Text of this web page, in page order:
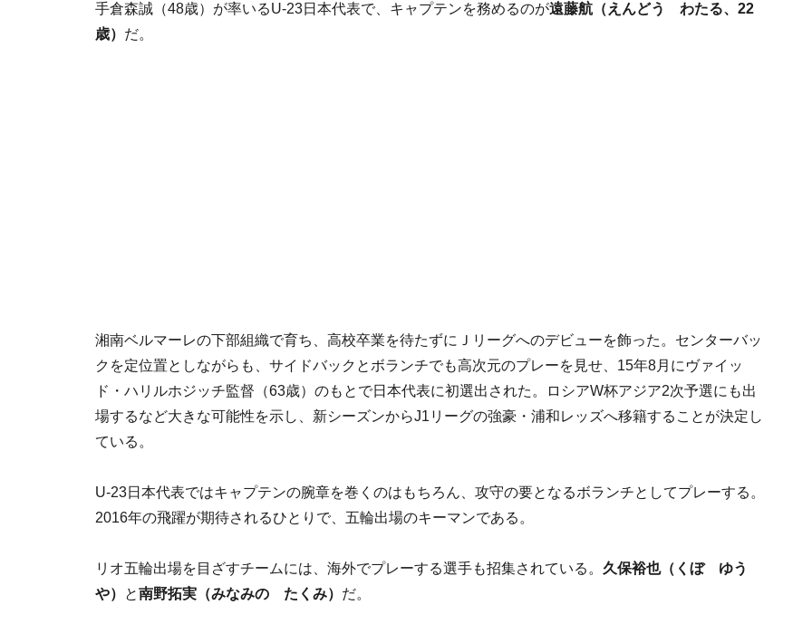
手倉森誠（48歳）が率いるU-23日本代表で、キャプテンを務めるのが遠藤航（えんどう わたる、22
歳） だ。
湘南ベルマーレの下部組織で育ち、高校卒業を待たずにＪリーグへのデビューを飾った。センターバッ
クを定位置としながらも、サイドバックとボランチでも高次元のプレーを見せ、15年8月にヴァイッ
ド・ハリルホジッチ監督（63歳）のもとで日本代表に初選出された。ロシアW杯アジア2次予選にも出
場するなど大きな可能性を示し、新シーズンからJ1リーグの強豪・浦和レッズへ移籍することが決定し
ている。
U-23日本代表ではキャプテンの腕章を巻くのはもちろん、攻守の要となるボランチとしてプレーする。
2016年の飛躍が期待されるひとりで、五輪出場のキーマンである。
リオ五輪出場を目ざすチームには、海外でプレーする選手も招集されている。 久保裕也（くぼ ゆう
や）
と南野拓実（みなみの たくみ） だ。